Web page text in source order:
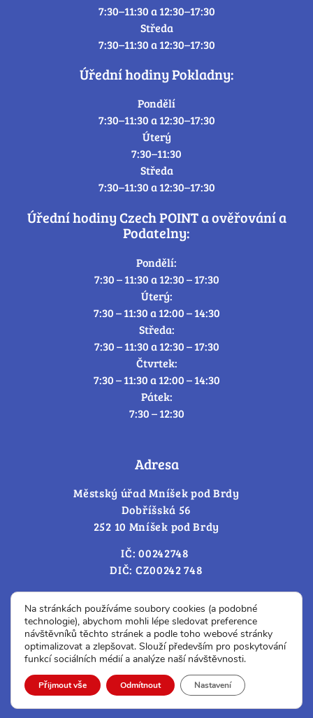
7:30–11:30 a 12:30–17:30
Středa
7:30–11:30 a 12:30–17:30
Úřední hodiny Pokladny:
Pondělí
7:30–11:30 a 12:30–17:30
Úterý
7:30–11:30
Středa
7:30–11:30 a 12:30–17:30
Úřední hodiny Czech POINT a ověřování a
Podatelny:
Pondělí:
7:30 – 11:30 a 12:30 – 17:30
Úterý:
7:30 – 11:30 a 12:00 – 14:30
Středa:
7:30 – 11:30 a 12:30 – 17:30
Čtvrtek:
7:30 – 11:30 a 12:00 – 14:30
Pátek:
7:30 – 12:30
Adresa
Městský úřad Mníšek pod Brdy
Dobříšská 56
252 10 Mníšek pod Brdy
IČ: 00242748
DIČ: CZ00242 748
Cookies – změna souhlasu
Prohlášení o přístupnosti
© Všechna práva vyhrazena.
Na stránkách používáme soubory cookies (a podobné
technologie), abychom mohli lépe sledovat preference
návštěvníků těchto stránek a podle toho webové stránky
optimalizovat a zlepšovat. Slouží především pro poskytování
funkcí sociálních médií a analýze naší návštěvnosti.
Přijmout vše Odmítnout Nastavení